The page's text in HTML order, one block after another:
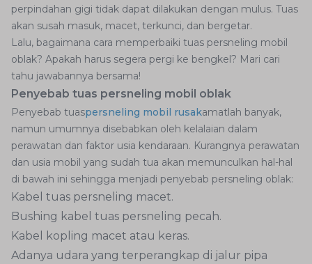
perpindahan gigi tidak dapat dilakukan dengan mulus. Tuas
akan susah masuk, macet, terkunci, dan bergetar.
Lalu, bagaimana cara memperbaiki tuas persneling mobil
oblak? Apakah harus segera pergi ke bengkel? Mari cari
tahu jawabannya bersama!
Penyebab tuas persneling mobil oblak
Penyebab tuaspersneling mobil rusakamatlah banyak,
namun umumnya disebabkan oleh kelalaian dalam
perawatan dan faktor usia kendaraan. Kurangnya perawatan
dan usia mobil yang sudah tua akan memunculkan hal-hal
di bawah ini sehingga menjadi penyebab persneling oblak:
Kabel tuas persneling macet.
Bushing kabel tuas persneling pecah.
Kabel kopling macet atau keras.
Adanya udara yang terperangkap di jalur pipa